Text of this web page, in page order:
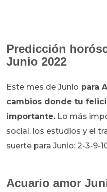
Predicción
Junio 2022
Este mes de Junio para
cambios donde tu
importante. Lo más
social, los estudios y el
suerte para Junio: 2-3-9-
Acuario amor